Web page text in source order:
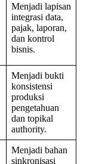
Menjadi lapisan
integrasi data,
pajak, laporan,
dan kontrol
bisnis.
Menjadi bukti
konsistensi
produksi
pengetahuan
dan topikal
authority.
Menjadi bahan
sinkronisasi